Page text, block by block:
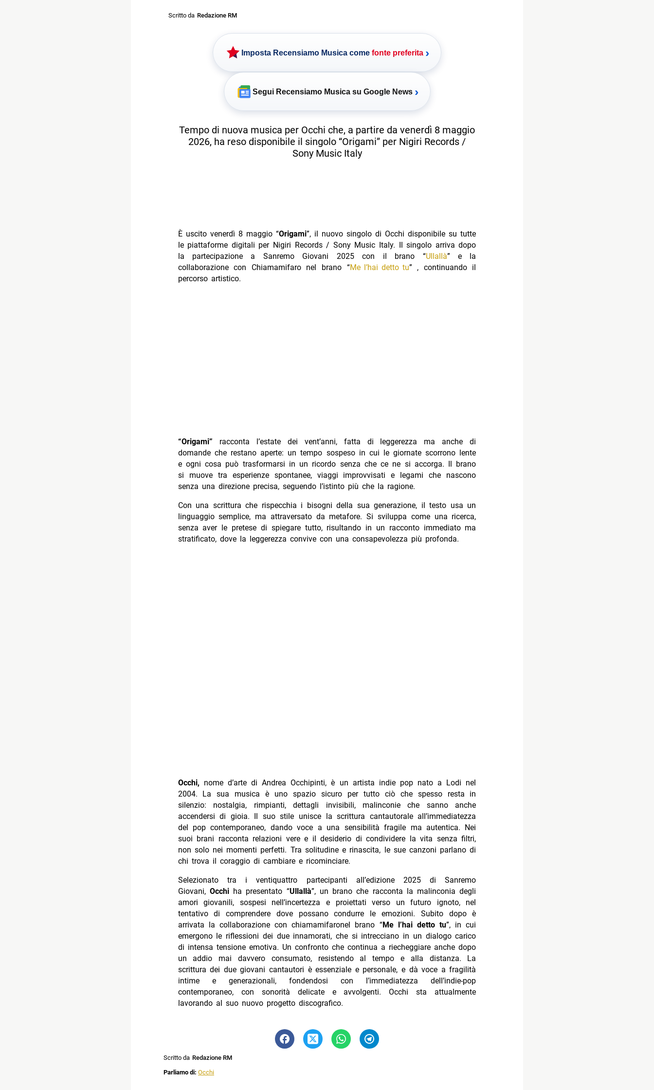
Scritto da Redazione RM
Imposta Recensiamo Musica come fonte preferita ›
Segui Recensiamo Musica su Google News ›
Tempo di nuova musica per Occhi che, a partire da venerdì 8 maggio
2026, ha reso disponibile il singolo “Origami” per Nigiri Records /
Sony Music Italy
È uscito venerdì 8 maggio “Origami”, il nuovo singolo di Occhi disponibile su tutte
le piattaforme digitali per Nigiri Records / Sony Music Italy. Il singolo arriva dopo
la partecipazione a Sanremo Giovani 2025 con il brano “Ullallà” e la
collaborazione con Chiamamifaro nel brano “Me l’hai detto tu” , continuando il
percorso artistico.
“Origami” racconta l’estate dei vent’anni, fatta di leggerezza ma anche di
domande che restano aperte: un tempo sospeso in cui le giornate scorrono lente
e ogni cosa può trasformarsi in un ricordo senza che ce ne si accorga. Il brano
si muove tra esperienze spontanee, viaggi improvvisati e legami che nascono
senza una direzione precisa, seguendo l’istinto più che la ragione.
Con una scrittura che rispecchia i bisogni della sua generazione, il testo usa un
linguaggio semplice, ma attraversato da metafore. Si sviluppa come una ricerca,
senza aver le pretese di spiegare tutto, risultando in un racconto immediato ma
stratificato, dove la leggerezza convive con una consapevolezza più profonda.
Occhi, nome d’arte di Andrea Occhipinti, è un artista indie pop nato a Lodi nel
2004. La sua musica è uno spazio sicuro per tutto ciò che spesso resta in
silenzio: nostalgia, rimpianti, dettagli invisibili, malinconie che sanno anche
accendersi di gioia. Il suo stile unisce la scrittura cantautorale all’immediatezza
del pop contemporaneo, dando voce a una sensibilità fragile ma autentica. Nei
suoi brani racconta relazioni vere e il desiderio di condividere la vita senza filtri,
non solo nei momenti perfetti. Tra solitudine e rinascita, le sue canzoni parlano di
chi trova il coraggio di cambiare e ricominciare.
Selezionato tra i ventiquattro partecipanti all’edizione 2025 di Sanremo
Giovani, Occhiha presentato “Ullallà”, un brano che racconta la malinconia degli
amori giovanili, sospesi nell’incertezza e proiettati verso un futuro ignoto, nel
tentativo di comprendere dove possano condurre le emozioni. Subito dopo è
arrivata la collaborazione con chiamamifaronel brano “Me l’hai detto tu”, in cui
emergono le riflessioni dei due innamorati, che si intrecciano in un dialogo carico
di intensa tensione emotiva. Un confronto che continua a riecheggiare anche dopo
un addio mai davvero consumato, resistendo al tempo e alla distanza. La
scrittura dei due giovani cantautori è essenziale e personale, e dà voce a fragilità
intime e generazionali, fondendosi con l’immediatezza dell’indie-pop
contemporaneo, con sonorità delicate e avvolgenti. Occhi sta attualmente
lavorando al suo nuovo progetto discografico.
Scritto da Redazione RM
Parliamo di: Occhi